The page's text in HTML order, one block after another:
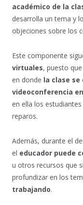
académico de la
desarrolla un tema y
objeciones sobre los
Este componente
virtuales, puesto
en donde la clase
videoconferencia
en ella los
reparos.
Además, durante el
el educador puede
u otros recursos que
profundizar en los
trabajando.